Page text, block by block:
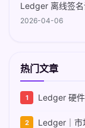
Ledger 离线签
2026-04-06
热门文章
Ledger 硬件
Ledger｜市